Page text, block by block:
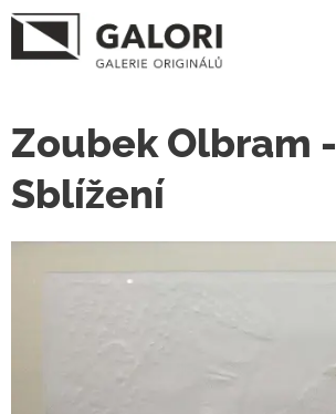
Zoubek Olbram -
Sblížení